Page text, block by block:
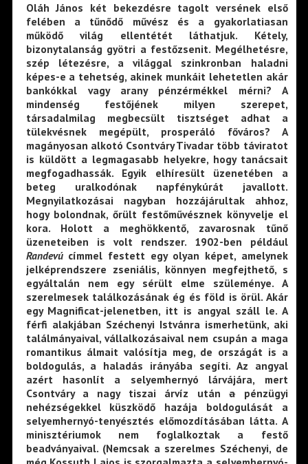
Oláh János két bekezdésre tagolt versének első
felében a tűnődő művész és a gyakorlatiasan
működő világ ellentétét láthatjuk. Kétely,
bizonytalanság gyötri a festőzsenit. Megélhetésre,
szép létezésre, a világgal szinkronban haladni
képes-e a tehetség, akinek munkáit lehetetlen akár
bankókkal vagy arany pénzérmékkel mérni? A
mindenség festőjének milyen szerepet,
társadalmilag megbecsült tisztséget adhat a
tülekvésnek megépült, prosperáló főváros? A
magányosan alkotó Csontváry Tivadar több táviratot
is küldött a legmagasabb helyekre, hogy tanácsait
megfogadhassák. Egyik elhíresült üzenetében a
beteg uralkodónak napfénykúrát javallott.
Megnyilatkozásai nagyban hozzájárultak ahhoz,
hogy bolondnak, őrült festőművésznek könyvelje el
kora. Holott a meghökkentő, zavarosnak tűnő
üzeneteiben is volt rendszer. 1902-ben például
Randevúcímmel festett egy olyan képet, amelynek
jelképrendszere zseniális, könnyen megfejthető, s
egyáltalán nem egy sérült elme szüleménye. A
szerelmesek találkozásának ég és föld is örül. Akár
egy Magnificat-jelenetben, itt is angyal száll le. A
férfi alakjában Széchenyi Istvánra ismerhetünk, aki
találmányaival, vállalkozásaival nem csupán a maga
romantikus álmait valósítja meg, de országát is a
boldogulás, a haladás irányába segíti. Az angyal
azért hasonlít a selyemhernyó lárvájára, mert
Csontváry a nagy tiszai árvíz utánapénzügyi
nehézségekkel küszködő hazája boldogulását a
selyemhernyó-tenyésztés előmozdításában látta. A
minisztériumok nem foglalkoztak a festő
beadványaival. (Nemcsak a szerelmes Széchenyi, de